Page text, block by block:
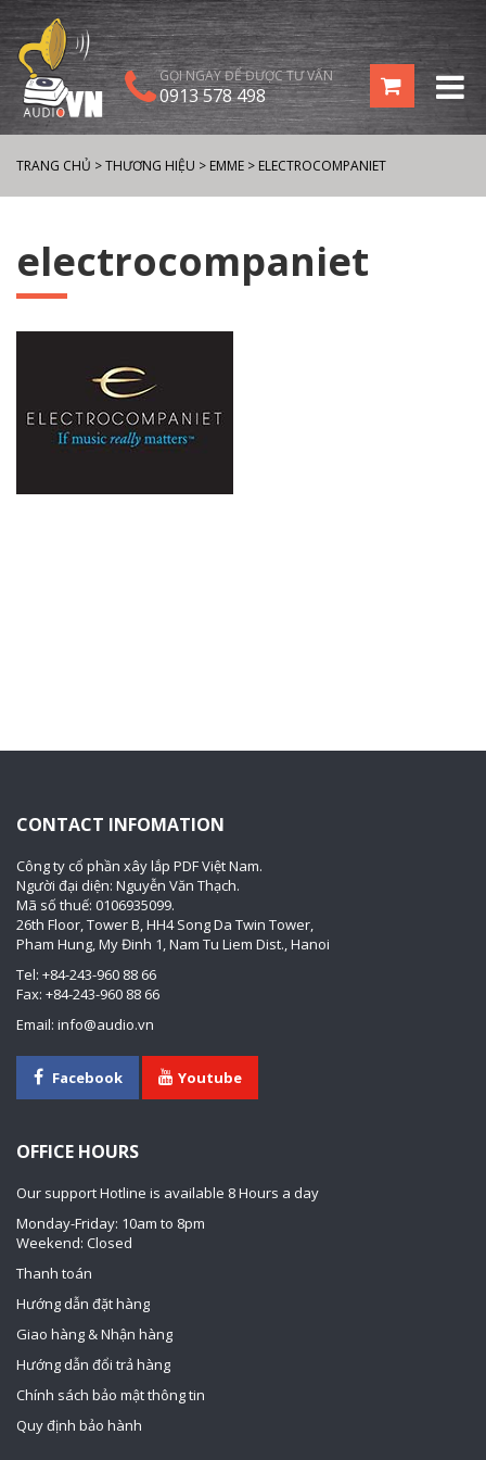
GỌI NGAY ĐỂ ĐƯỢC TƯ VẤN
0913 578 498
TRANG CHỦ >THƯƠNG HIỆU > EMME > ELECTROCOMPANIET
electrocompaniet
CONTACT INFOMATION
Công ty cổ phần xây lắp PDF Việt Nam.
Người đại diện: Nguyễn Văn Thạch.
Mã số thuế: 0106935099.
26th Floor, Tower B, HH4 Song Da Twin Tower,
Pham Hung, My Đinh 1, Nam Tu Liem Dist., Hanoi
Tel: +84-243-960 88 66
Fax: +84-243-960 88 66
Email: info@audio.vn
Facebook Youtube
OFFICE HOURS
Our support Hotline is available 8 Hours a day
Monday-Friday: 10am to 8pm
Weekend: Closed
Thanh toán
Hướng dẫn đặt hàng
Giao hàng & Nhận hàng
Hướng dẫn đổi trả hàng
Chính sách bảo mật thông tin
Quy định bảo hành